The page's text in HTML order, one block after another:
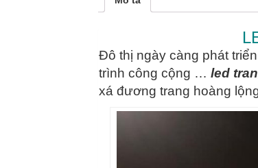
Đô thị ngày càng phát
trình công cộng … led
xá đương trang hoàng